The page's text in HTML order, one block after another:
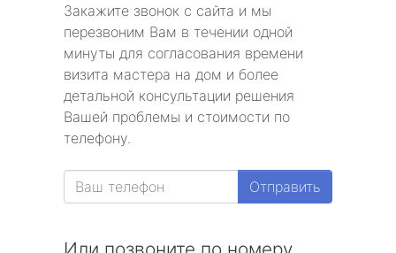
Закажите звонок с сайта и мы
перезвоним Вам в течении одной
минуты для согласования времени
визита мастера на дом и более
детальной консультации решения
Вашей проблемы и стоимости по
телефону.
Отправить